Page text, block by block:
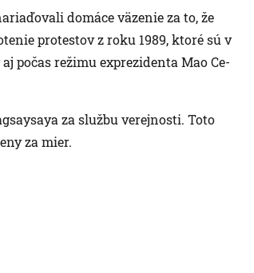
domáce väzenie za to, že
protestov z roku 1989, ktoré sú v
počas režimu exprezidenta Mao Ce-
za službu verejnosti. Toto
za mier.